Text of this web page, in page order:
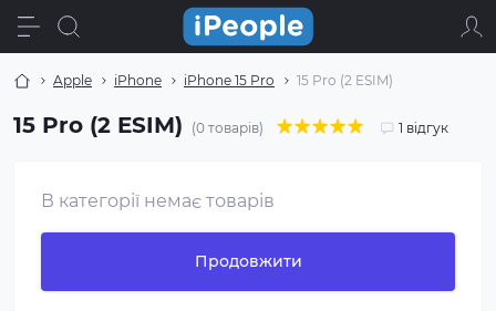
Apple іPhone iPhone 15 Pro 15 Pro (2 ESIM)
15 Pro (2 ESIM) (0 товарів) 1 відгук
В категорії немає товарів
Продовжити